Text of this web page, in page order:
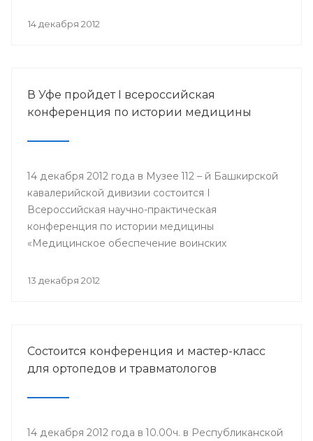
организации Башкортостана профсоюза
14 декабря 2012
В Уфе пройдет I всероссийская
конференция по истории медицины
14 декабря 2012 года в Музее 112 – й Башкирской
кавалерийской дивизии состоится I
Всероссийская научно-практическая
конференция по истории медицины
«Медицинское обеспечение воинских
войны».
13 декабря 2012
Состоится конференция и мастер-класс
для ортопедов и травматологов
14 декабря 2012 года в 10.00ч. в Республиканской